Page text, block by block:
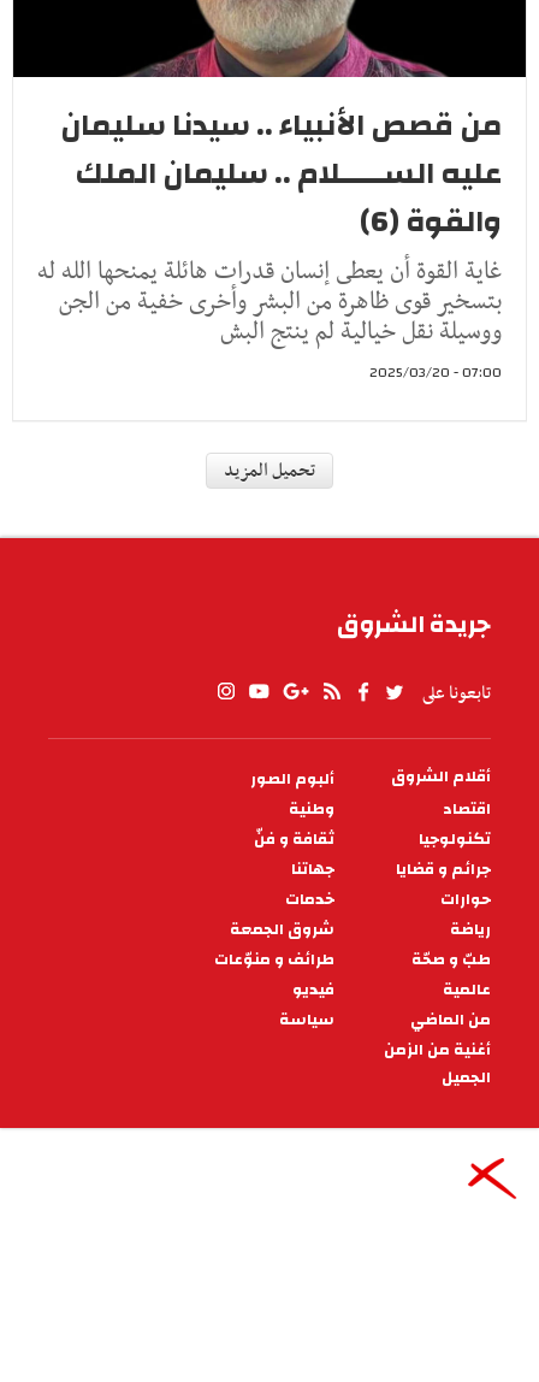
من قصص الأنبياء .. سيدنا سليمان
عليه الســـــلام .. سليمان الملك
والقوة (6)
غاية القوة أن يعطى إنسان قدرات هائلة يمنحها الله له
بتسخير قوى ظاهرة من البشر وأخرى خفية من الجن
ووسيلة نقل خيالية لم ينتج البش
07:00 - 2025/03/20
من قصص الأنبياء .. سيدنا سليمان
عليه الســـــلام .. فتنة سليمـان (5)
قال الله تعالى» وَلَقَدْ فَتَنَّا سُلَيْمَانَ وَأَلْقَيْنَا عَلَى كُرْسِيِّهِ
جَسَدًا ثُمَّ أَنَابَ «ص: 34، وكان أشقَّ امتحان خ
07:00 - 2025/03/19
شروق الجمعة